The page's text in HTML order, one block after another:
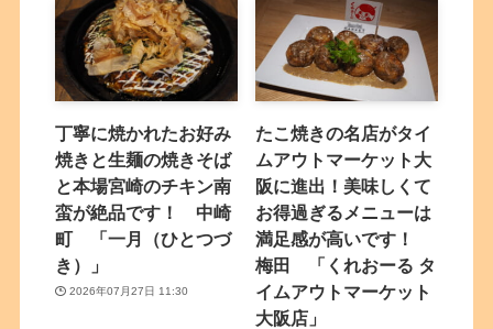
丁寧に焼かれたお好み
焼きと生麺の焼きそば
と本場宮崎のチキン南
蛮が絶品です！ 中崎
町 「一月（ひとつづ
き）」
2026年07月27日 11:30
たこ焼きの名店がタイ
ムアウトマーケット大
阪に進出！美味しくて
お得過ぎるメニューは
満足感が高いです！
梅田 「くれおーる タ
イムアウトマーケット
大阪店」